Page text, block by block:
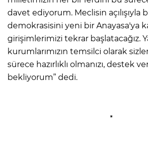
davet ediyorum. Meclisin açılışıyla
demokrasisini yeni bir Anayasa'ya
girişimlerimizi tekrar başlatacağız.
kurumlarımızın temsilci olarak
sürece hazırlıklı olmanızı, destek
bekliyorum” dedi.